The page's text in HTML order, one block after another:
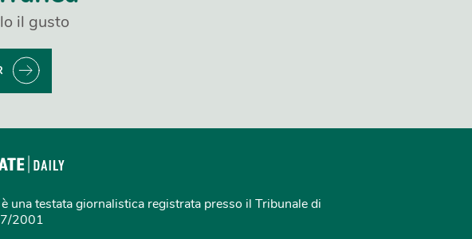
il gusto
una testata giornalistica registrata presso il Tribunale di
2001